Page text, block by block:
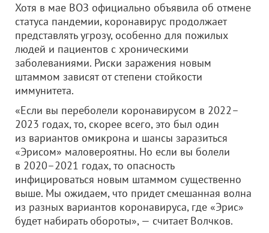
Хотя в мае ВОЗ официально объявила об отмене
статуса пандемии, коронавирус продолжает
представлять угрозу, особенно для пожилых
людей и пациентов с хроническими
заболеваниями. Риски заражения новым
штаммом зависят от степени стойкости
иммунитета.
«Если вы переболели коронавирусом в 2022–
2023 годах, то, скорее всего, это был один
из вариантов омикрона и шансы заразиться
«Эрисом» маловероятны. Но если вы болели
в 2020–2021 годах, то опасность
инфицироваться новым штаммом существенно
выше. Мы ожидаем, что придет смешанная волна
из разных вариантов коронавируса, где «Эрис»
будет набирать обороты», — считает Волчков.